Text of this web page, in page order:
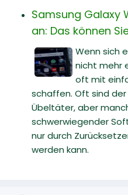
Samsung Galaxy
an: Das können
Wenn sich
nicht mehr
oft mit
schaffen. Oft sind der
Übeltäter, aber
schwerwiegender
nur durch
werden kann.